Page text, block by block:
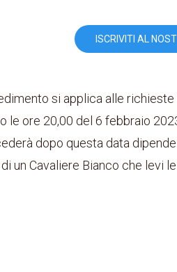
ISCRIVITI AL
si applica alle
le ore 20,00 del 6 febbraio
dopo questa data
un Cavaliere Bianco che levi